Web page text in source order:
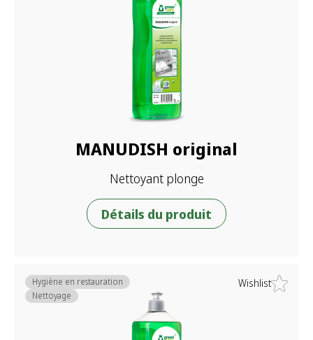
MANUDISH original
Nettoyant plonge
Détails du produit
Wishlist
Hygiène en restauration
Nettoyage